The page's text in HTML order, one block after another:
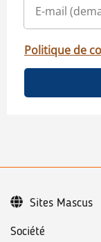
Politique de
Société
Sites Mascus